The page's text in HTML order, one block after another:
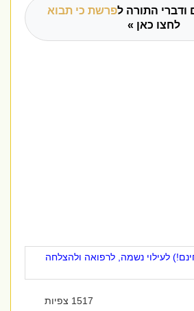
התורה לפרשת כי תבוא
לחצו כאן »
לעילוי נשמה, לרפואה ולהצלחה
1517 צפיות